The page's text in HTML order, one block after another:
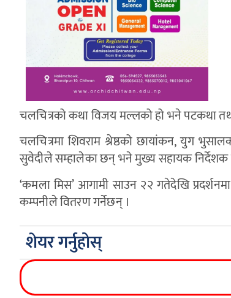
चलचित्रको कथा विजय मल्लको हो भने पटकथा
चलचित्रमा शिवराम श्रेष्ठको छायांकन, युग
सुवेदीले सम्हालेका छन् भने मुख्य सहायक निर्देशक
‘कमला मिस’ आगामी साउन २२ गतेदेखि
कम्पनीले वितरण गर्नेछन् ।
शेयर गर्नुहोस्